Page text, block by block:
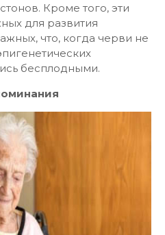
Кроме того, эти
для развития
что, когда черви не
бесплодными.